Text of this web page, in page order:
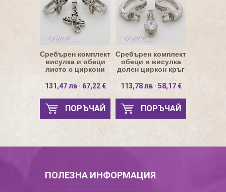
Сребърен комплект
висулка и обеци
листо с циркони
131,47 лв · 67,22 €
ПОРЪЧАЙ
Сребърен комплект
обеци и висулка
долен циркон кръг
113,78 лв · 58,17 €
ПОРЪЧАЙ
ПОЛЕЗНА ИНФОРМАЦИЯ